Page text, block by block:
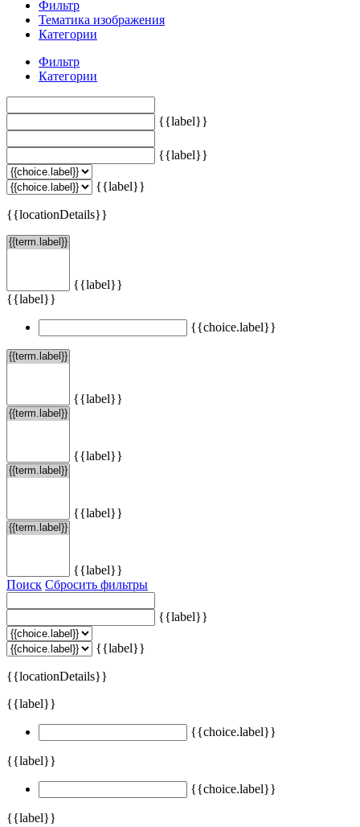
Фильтр
Тематика изображения
Категории
Фильтр
Категории
{{label}}
{{label}}
{{label}}
{{locationDetails}}
{{label}}
{{label}}
{{choice.label}}
{{label}}
{{label}}
{{label}}
{{label}}
Поиск Сбросить фильтры
{{label}}
{{label}}
{{locationDetails}}
{{label}}
{{choice.label}}
{{label}}
{{choice.label}}
{{label}}